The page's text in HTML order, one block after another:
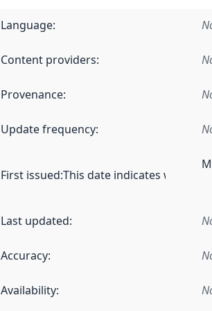
Language:
Content providers:
Provenance:
Update frequency:
First issued:This date indicates when
Last updated:
Accuracy:
Availability: